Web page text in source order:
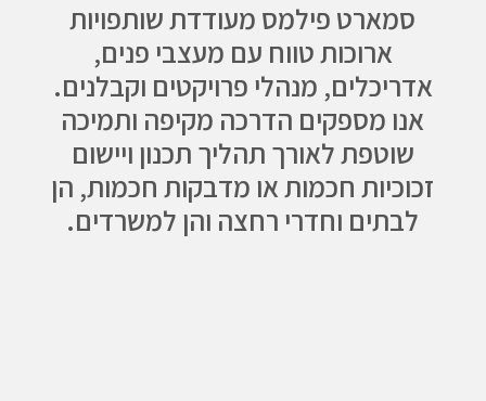
סמארט פילמס מעודדת שותפויות
ארוכות טווח עם מעצבי פנים,
אדריכלים, מנהלי פרויקטים וקבלנים.
אנו מספקים הדרכה מקיפה ותמיכה
שוטפת לאורך תהליך תכנון ויישום
זכוכיות חכמות או מדבקות חכמות, הן
לבתים וחדרי רחצה והן למשרדים.